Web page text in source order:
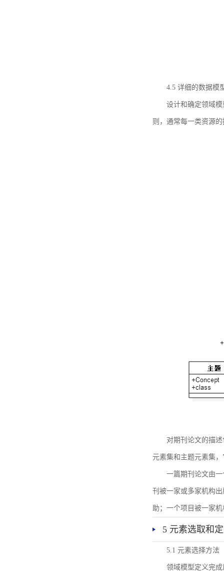
4.5 详细的数据模
设计和确定领域
则，通常每一类资源
对期刊论文的描
元素集和主题元素集
一篇期刊论文由
刊被一家或多家机构
助；一个项目被一家
5 元素选取和
5.1 元素选择方法
领域模型定义完